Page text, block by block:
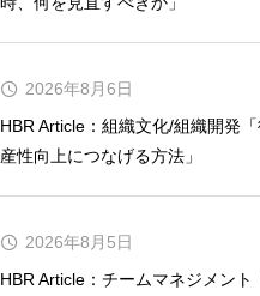
HBR Article：組織文化/組織開発
産性向上につなげる方法」
2026年8月6日
HBR Article：チームマネジメン
2026年8月5日